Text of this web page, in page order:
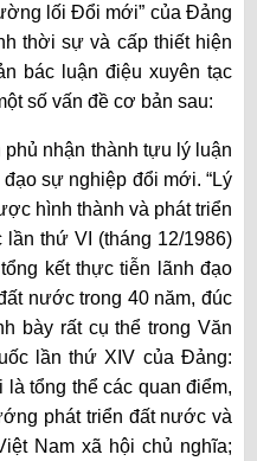
lối Đổi mới” của Đảng
thời sự và cấp thiết hiện
bác luận điệu xuyên tạc
số vấn đề cơ bản sau:
nhận thành tựu lý luận
sự nghiệp đổi mới. “Lý
hình thành và phát triển
thứ VI (tháng 12/1986)
kết thực tiễn lãnh đạo
nước trong 40 năm, đúc
bày rất cụ thể trong Văn
lần thứ XIV của Đảng:
tổng thể các quan điểm,
phát triển đất nước và
Nam xã hội chủ nghĩa;